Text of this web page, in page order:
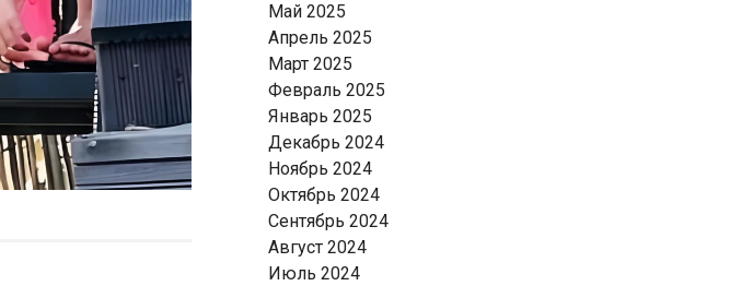
Май 2025
Апрель 2025
Март 2025
Февраль 2025
Январь 2025
Декабрь 2024
Ноябрь 2024
Октябрь 2024
Сентябрь 2024
Август 2024
Июль 2024